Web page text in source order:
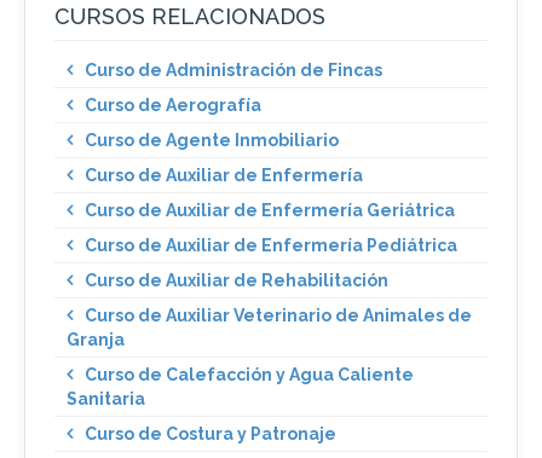
CURSOS RELACIONADOS
Curso de Administración de Fincas
Curso de Aerografía
Curso de Agente Inmobiliario
Curso de Auxiliar de Enfermería
Curso de Auxiliar de Enfermería Geriátrica
Curso de Auxiliar de Enfermería Pediátrica
Curso de Auxiliar de Rehabilitación
Curso de Auxiliar Veterinario de Animales de
Granja
Curso de Calefacción y Agua Caliente
Sanitaria
Curso de Costura y Patronaje